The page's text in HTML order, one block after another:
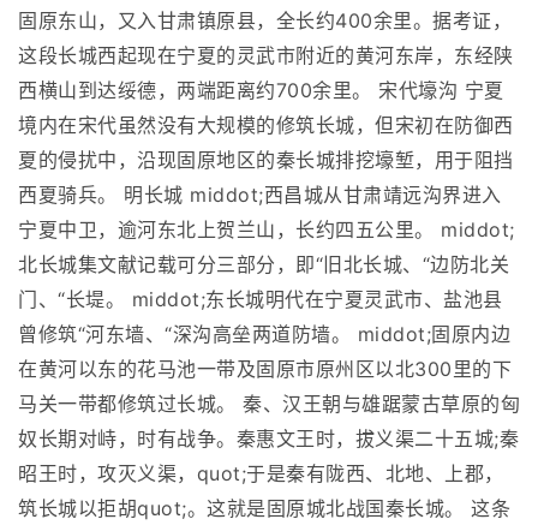
固原东山，又入甘肃镇原县，全长约400余里。据考证，
这段长城西起现在宁夏的灵武市附近的黄河东岸，东经陕
西横山到达绥德，两端距离约700余里。 宋代壕沟 宁夏
境内在宋代虽然没有大规模的修筑长城，但宋初在防御西
夏的侵扰中，沿现固原地区的秦长城排挖壕堑，用于阻挡
西夏骑兵。 明长城 middot;西昌城从甘肃靖远沟界进入
宁夏中卫，逾河东北上贺兰山，长约四五公里。 middot;
北长城集文献记载可分三部分，即“旧北长城、“边防北关
门、“长堤。 middot;东长城明代在宁夏灵武市、盐池县
曾修筑“河东墙、“深沟高垒两道防墙。 middot;固原内边
在黄河以东的花马池一带及固原市原州区以北300里的下
马关一带都修筑过长城。 秦、汉王朝与雄踞蒙古草原的匈
奴长期对峙，时有战争。秦惠文王时，拔义渠二十五城;秦
昭王时，攻灭义渠，quot;于是秦有陇西、北地、上郡，
筑长城以拒胡quot;。这就是固原城北战国秦长城。 这条